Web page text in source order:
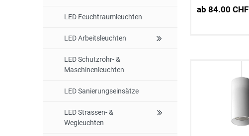
LED Feuchtraumleuchten
LED Arbeitsleuchten
LED Schutzrohr- &
Maschinenleuchten
LED Sanierungseinsätze
LED Strassen- &
Wegleuchten
ab 84.00 CHF